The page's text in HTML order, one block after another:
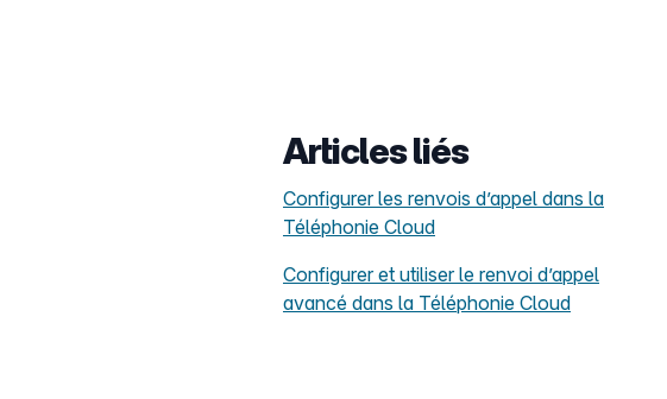
Articles liés
Configurer les renvois d’appel dans la
Téléphonie Cloud
Configurer et utiliser le renvoi d’appel
avancé dans la Téléphonie Cloud